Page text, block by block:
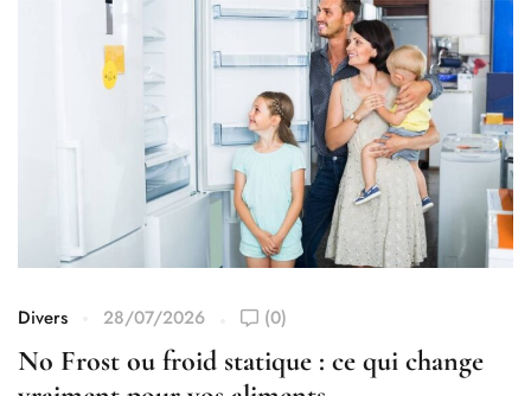
Divers 28/07/2026 (0)
No Frost ou froid statique : ce qui change